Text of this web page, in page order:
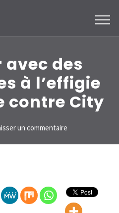
avec des
à l’effigie
contre City
un commentaire
Neymar
chaussures
à